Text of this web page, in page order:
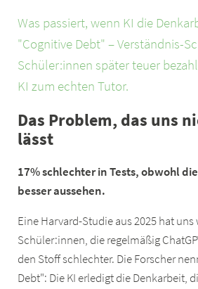
Was passiert, wenn KI die
"Cognitive Debt" – Verständnis-
Schüler:innen später teuer
KI zum echten Tutor.
Das Problem, das uns
lässt
17% schlechter in Tests, obwohl
besser aussehen.
Eine Harvard-Studie aus 2025 hat
Schüler:innen, die regelmäßig
den Stoff schlechter. Die Forscher
Debt": Die KI erledigt die Denkarbeit,